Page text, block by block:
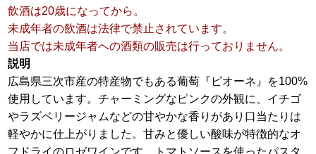
飲酒は20歳になってから。
未成年者の飲酒は法律で禁止されています。
当店では未成年者への酒類の販売は行っておりません。
説明
広島県三次市産の特産物でもある葡萄『ピオーネ』を100%
使用しています。チャーミングなピンクの外観に、イチゴ
やラズベリージャムなどの甘やかな香りがあり口当たりは
軽やかに仕上がりました。甘みと優しい酸味が特徴的なオ
フドライのロゼワインです。トマトソースを使ったパスタ